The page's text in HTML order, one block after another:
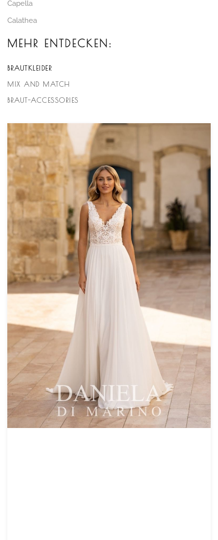
Capella
Calathea
MEHR ENTDECKEN:
BRAUTKLEIDER
MIX AND MATCH
BRAUT-ACCESSORIES